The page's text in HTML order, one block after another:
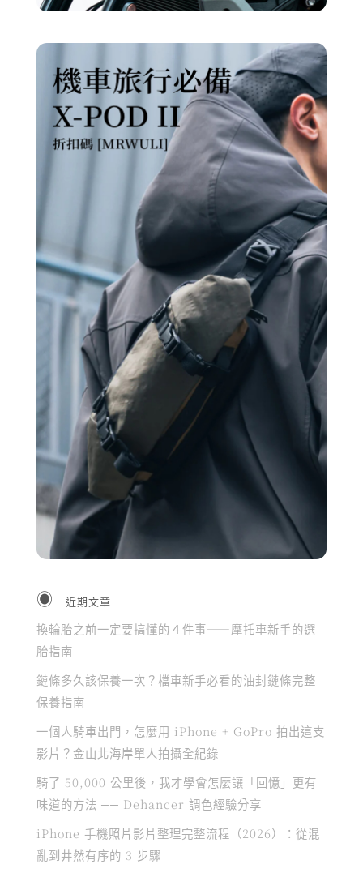
近期文章
換輪胎之前一定要搞懂的４件事——摩托車新手的選
胎指南
鏈條多久該保養一次？檔車新手必看的油封鏈條完整
保養指南
一個人騎車出門，怎麼用 iPhone + GoPro 拍出這支
影片？金山北海岸單人拍攝全紀錄
騎了 50,000 公里後，我才學會怎麼讓「回憶」更有
味道的方法 ── Dehancer 調色經驗分享
iPhone 手機照片影片整理完整流程（2026）：從混
亂到井然有序的 3 步驟